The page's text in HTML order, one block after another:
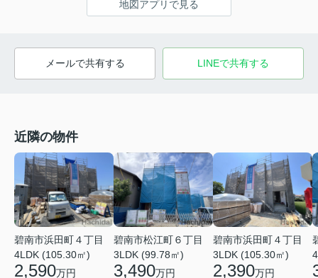
地図アプリで見る
メールで共有する LINEで共有する
近隣の物件
碧南市浜田町４丁目
4LDK (105.30㎡)
2,590万円
碧南市松江町６丁目
3LDK (99.78㎡)
3,490万円
碧南市浜田町４丁目
3LDK (105.30㎡)
2,390万円